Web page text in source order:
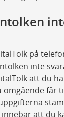
på
inte
att du
omgående får
att du